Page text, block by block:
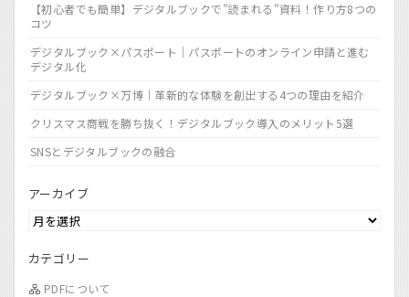
【初心者でも簡単】デジタルブックで”読まれる”資料！作り方8つの
コツ
デジタルブック×パスポート｜パスポートのオンライン申請と進む
デジタル化
デジタルブック×万博｜革新的な体験を創出する4つの理由を紹介
クリスマス商戦を勝ち抜く！デジタルブック導入のメリット5選
SNSとデジタルブックの融合
アーカイブ
カテゴリー
PDFについて